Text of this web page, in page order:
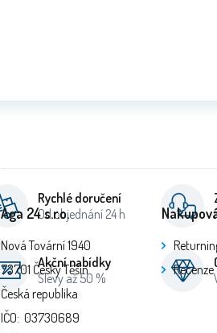
Rychlé doručení
Od objednání 24 h
Akční nabídky
Slevy až 50 %
Aga 24 s.r.o.
Nová Tovární 1940
73701 Český Těšín
Česká republika
IČO: 03730689
Recenze